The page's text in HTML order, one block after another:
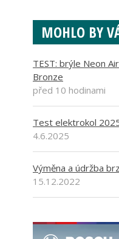
MOHLO BY
TEST: brýle Neon
Bronze
před 10 hodinami
Test elektrokol
4.6.2025
Výměna a údržba
15.12.2022